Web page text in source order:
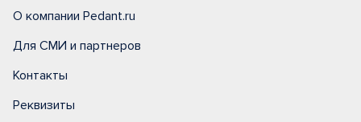
О компании Pedant.ru
Для СМИ и партнеров
Контакты
Реквизиты